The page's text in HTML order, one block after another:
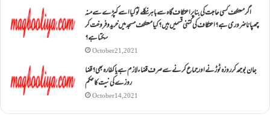
اگر معتکف کسی حاجت کی بنا پر اعتکاف گاہ سے باہر نکلے تو کیا اسے کپڑے سے منہ
چھپانا ضروری ہے؟اعتکاف کی کتنی قسمیں ہیں؟کیا معتکف مسجد میں خرید و فروخت کر
سکتا ہے؟
October 21, 2021
جان بوجھ کر روزہ ٹوڑنے اور جماع کرنے سے صرف قضاء لازم ہے یا کفارہ بھی؟ قضا
روزے کی نیت کا حکم
October 14, 2021